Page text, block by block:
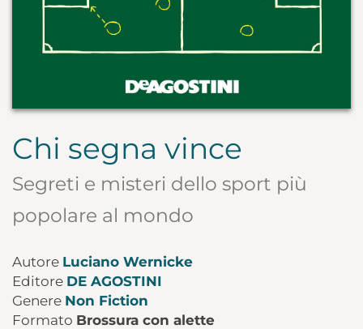
Chi segna vince
Segreti e misteri dello sport più
popolare al mondo
Autore Luciano Wernicke
Editore DE AGOSTINI
Genere Non Fiction
Formato Brossura con alette